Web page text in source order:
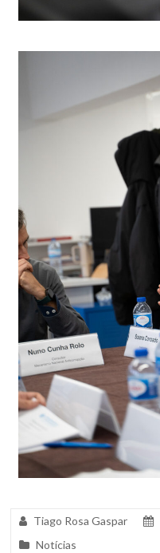
Tiago Rosa Gaspar
Notícias